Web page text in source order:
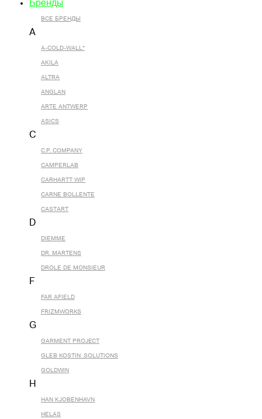
Бренды
ВСЕ БРЕНДЫ
A
A-COLD-WALL*
AKILA
ALTRA
ANGLAN
ARTE ANTWERP
ASICS
C
C.P. COMPANY
CAMPERLAB
CARHARTT WIP
CARNE BOLLENTE
CASTART
D
DIEMME
DR. MARTENS
DROLE DE MONSIEUR
F
FAR AFIELD
FRIZMWORKS
G
GARMENT PROJECT
GLEB KOSTIN .SOLUTIONS
GOLDWIN
H
HAN KJOBENHAVN
HELAS